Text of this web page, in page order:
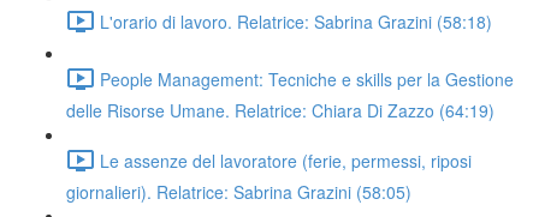
L'orario di lavoro. Relatrice: Sabrina Grazini (58:18)
People Management: Tecniche e skills per la Gestione
delle Risorse Umane. Relatrice: Chiara Di Zazzo (64:19)
Le assenze del lavoratore (ferie, permessi, riposi
giornalieri). Relatrice: Sabrina Grazini (58:05)